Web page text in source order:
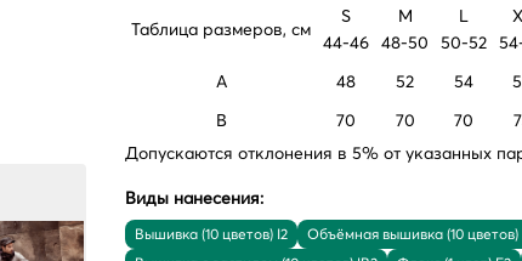
Таблица размеров, см
S
44-46
M
48-50
L
50-52
A
48 52 54
B
70 70 70
Допускаются отклонения в 5% от указанных
Виды нанесения:
Вышивка (10 цветов) I2
Объёмная вышивка (10 цветов)